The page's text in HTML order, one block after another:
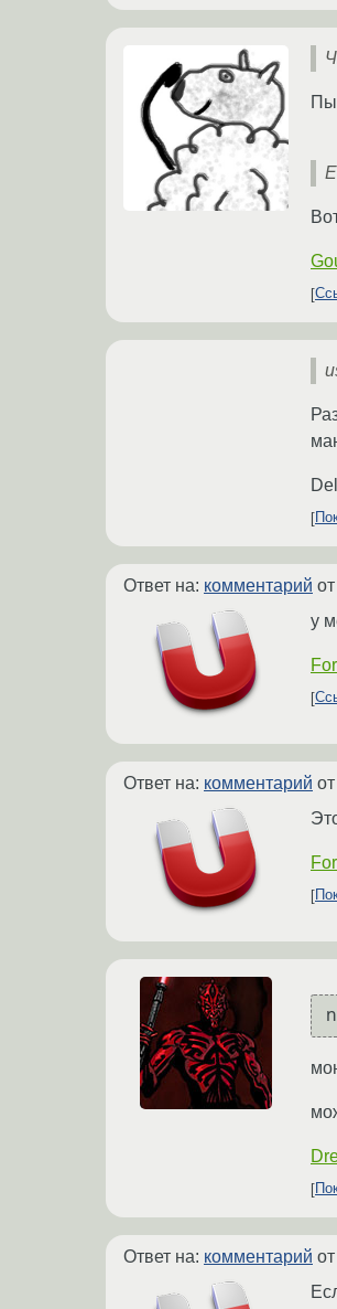
Ответ на: комментарий
у
Ответ на: комментарий
Ответ на: комментарий